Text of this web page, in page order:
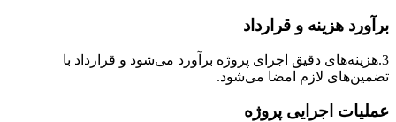
برآورد هزینه و قرارداد
3.هزینه‌های دقیق اجرای پروژه برآورد می‌شود و قرارداد با
تضمین‌های لازم امضا می‌شود.
عملیات اجرایی پروژه